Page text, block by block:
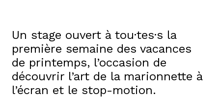
Un stage ouvert à tou·tes·s la
première semaine des vacances
de printemps, l’occasion de
découvrir l’art de la marionnette à
l’écran et le stop-motion.